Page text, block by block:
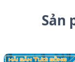
Sản